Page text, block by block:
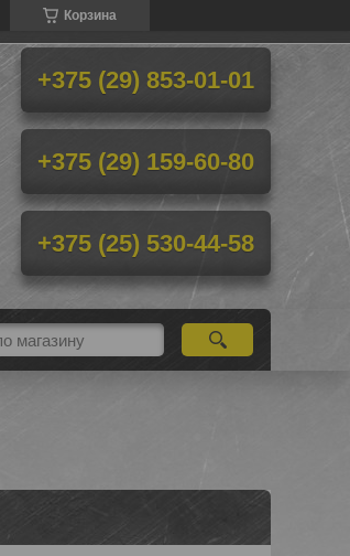
Корзина
+375 (29) 853-01-01
+375 (29) 159-60-80
+375 (25) 530-44-58